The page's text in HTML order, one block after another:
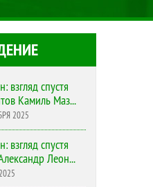
взгляд спустя
Камиль Маз...
2025
взгляд спустя
Леон...